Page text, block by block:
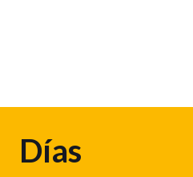
Días